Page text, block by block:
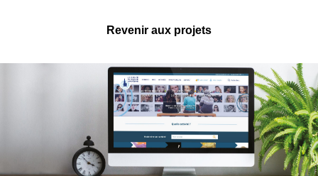
Revenir aux projets